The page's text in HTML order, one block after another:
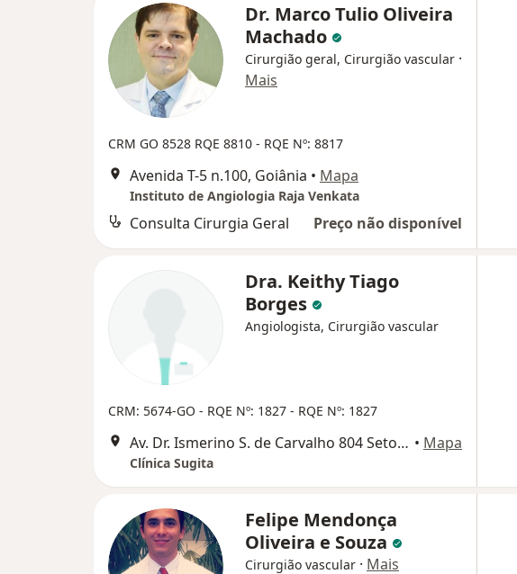
Dr. Marco Tulio Oliveira
Machado
Cirurgião geral, Cirurgião vascular ·
Mais
CRM GO 8528 RQE 8810 - RQE Nº: 8817
Avenida T-5 n.100, Goiânia • Mapa
Instituto de Angiologia Raja Venkata
Consulta Cirurgia Geral Preço não disponível
Dra. Keithy Tiago
Borges
Angiologista, Cirurgião vascular
CRM: 5674-GO - RQE Nº: 1827 - RQE Nº: 1827
Av. Dr. Ismerino S. de Carvalho 804 Setor Aeroporto, Goiânia • Mapa
Clínica Sugita
Felipe Mendonça
Oliveira e Souza
Cirurgião vascular · Mais